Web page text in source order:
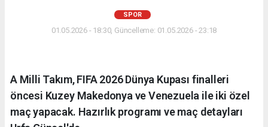
SPOR
01.05.2026 - 18:30, Güncelleme: 01.05.2026 - 23:18
A Milli Takım, FIFA 2026 Dünya Kupası finalleri
öncesi Kuzey Makedonya ve Venezuela ile iki özel
maç yapacak. Hazırlık programı ve maç detayları